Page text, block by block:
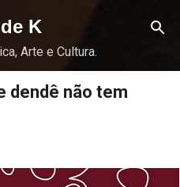
principal
K
Arte e Cultura.
dendê não tem